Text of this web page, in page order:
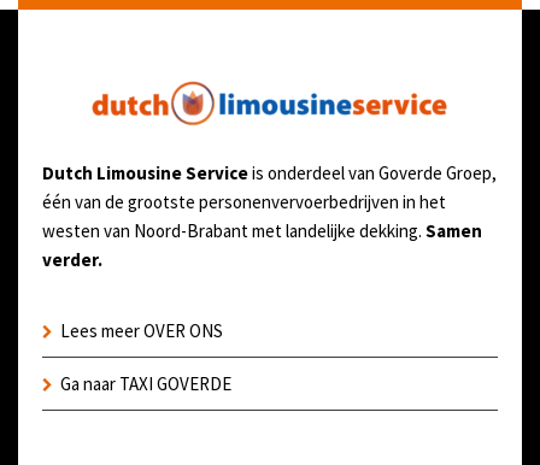
Dutch Limousine Serviceis onderdeel van Goverde Groep,
één van de grootste personenvervoerbedrijven in het
westen van Noord-Brabant met landelijke dekking. Samen
verder.
Lees meer OVER ONS
Ga naar TAXI GOVERDE